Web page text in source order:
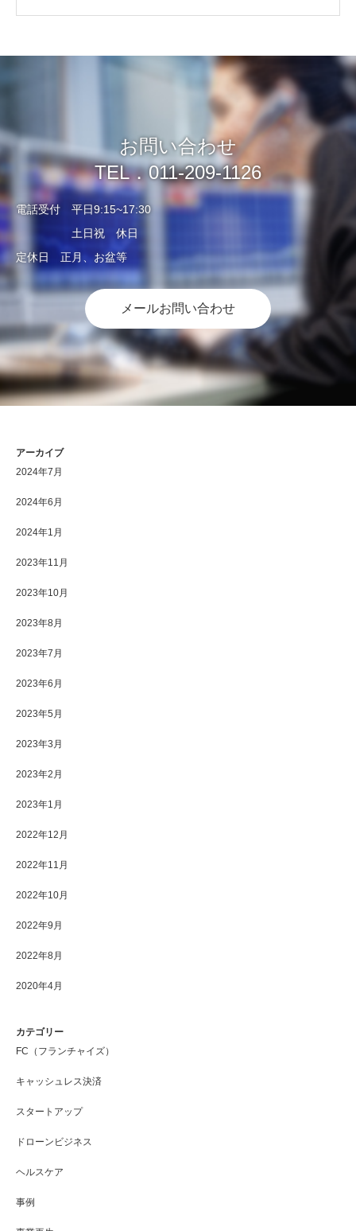
お問い合わせ
TEL．011-209-1126
電話受付 平日9:15~17:30
土日祝 休日
定休日 正月、お盆等
メールお問い合わせ
アーカイブ
2024年7月
2024年6月
2024年1月
2023年11月
2023年10月
2023年8月
2023年7月
2023年6月
2023年5月
2023年3月
2023年2月
2023年1月
2022年12月
2022年11月
2022年10月
2022年9月
2022年8月
2020年4月
カテゴリー
FC（フランチャイズ）
キャッシュレス決済
スタートアップ
ドローンビジネス
ヘルスケア
事例